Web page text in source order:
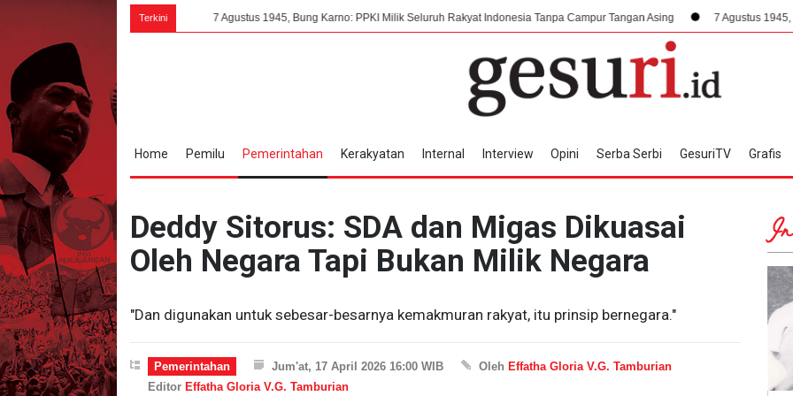
Terkini
7 Agustus 1945, Bung Karno: PPKI Milik Seluruh Rakyat Indonesia Tanpa Campur Tangan Asing 7 Agustus 1945, Dampak
Home Pemilu Pemerintahan Kerakyatan Internal Interview Opini Serba Serbi GesuriTV Grafis
Deddy Sitorus: SDA dan Migas Dikuasai
Oleh Negara Tapi Bukan Milik Negara
"Dan digunakan untuk sebesar-besarnya kemakmuran rakyat, itu prinsip bernegara."
Pemerintahan Jum'at, 17 April 2026 16:00 WIB Oleh Effatha Gloria V.G. Tamburian
Editor Effatha Gloria V.G. Tamburian